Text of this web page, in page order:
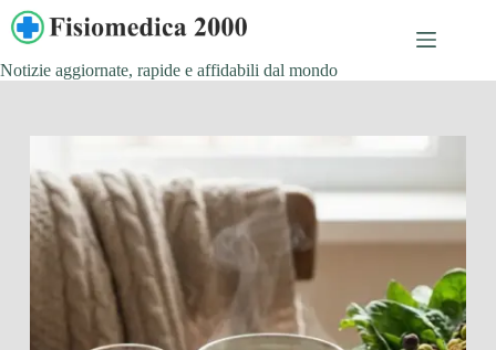
Salta
contenuto
Notizie aggiornate, rapide e affidabili dal mondo